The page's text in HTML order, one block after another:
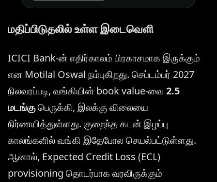
மதிப்பிடுதலில் உள்ள இடைவெளி
ICICI Bank-ன் எதிர்காலம் பிரகாசமாக இருக்கும்
என Motilal Oswal நம்புகிறது. செப்டம்பர் 2027
நிலவரப்படி, வங்கியின் book value-வை 2.5
மடங்குபெருக்கி, இலக்கு விலையை
நிர்ணயித்துள்ளது. குறைந்த கடன் இழப்பு
காலங்களில் வங்கி இதேபோல செயல்பட்டுள்ளது.
ஆனால், Expected Credit Loss (ECL)
provisioning தொடர்பாக வரவிருக்கும்